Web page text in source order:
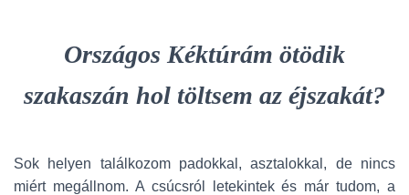
Országos Kéktúrám ötödik
szakaszán hol töltsem az éjszakát?
Sok helyen találkozom padokkal, asztalokkal, de nincs
miért megállnom. A csúcsról letekintek és már tudom, a